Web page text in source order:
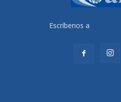
Escríbenos a